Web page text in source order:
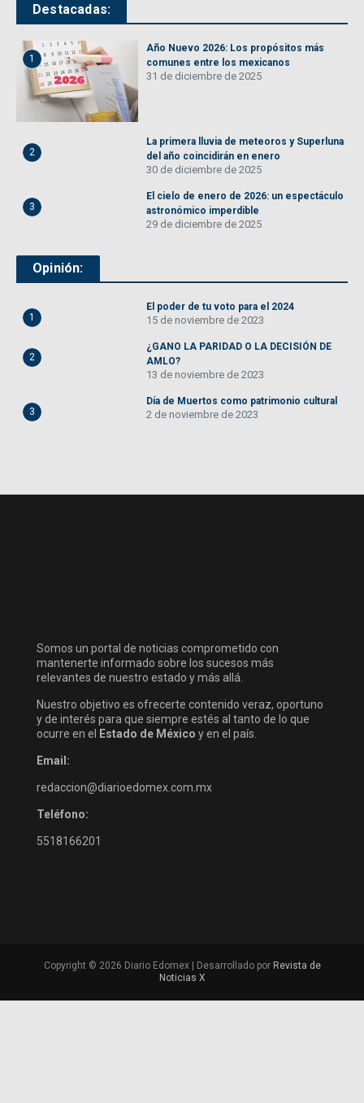
Destacadas:
1
Año Nuevo 2026: Los propósitos más
comunes entre los mexicanos
31 de diciembre de 2025
2
La primera lluvia de meteoros y Superluna
del año coincidirán en enero
30 de diciembre de 2025
3
El cielo de enero de 2026: un espectáculo
astronómico imperdible
29 de diciembre de 2025
Opinión:
1
El poder de tu voto para el 2024
15 de noviembre de 2023
2
¿GANO LA PARIDAD O LA DECISIÓN DE
AMLO?
13 de noviembre de 2023
3
Día de Muertos como patrimonio cultural
2 de noviembre de 2023
Somos un portal de noticias comprometido con
mantenerte informado sobre los sucesos más
relevantes de nuestro estado y más allá.
Nuestro objetivo es ofrecerte contenido veraz, oportuno
y de interés para que siempre estés al tanto de lo que
ocurre en el Estado de México y en el país.
Email:
redaccion@diarioedomex.com.mx
Teléfono:
5518166201
Copyright © 2026 Diario Edomex | Desarrollado por Revista de
Noticias X